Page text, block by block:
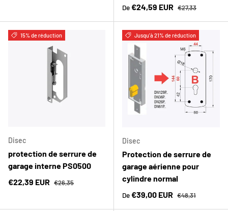
Prix soldé
De€24,59 EUR Prix habituel
€27,33
15% de réduction
Disec
protection de serrure de
garage interne PS0500
Prix soldé
€22,39 EUR Prix habituel
€26,35
Jusqu’à 21% de réduction
Disec
Protection de serrure de
garage aérienne pour
cylindre normal
Prix soldé
De€39,00 EUR Prix habituel
€48,31